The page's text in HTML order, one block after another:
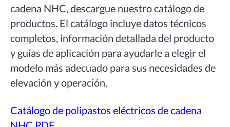
cadena NHC, descargue nuestro catálogo de
productos. El catálogo incluye datos técnicos
completos, información detallada del producto
y guías de aplicación para ayudarle a elegir el
modelo más adecuado para sus necesidades de
elevación y operación.
Catálogo de polipastos eléctricos de cadena